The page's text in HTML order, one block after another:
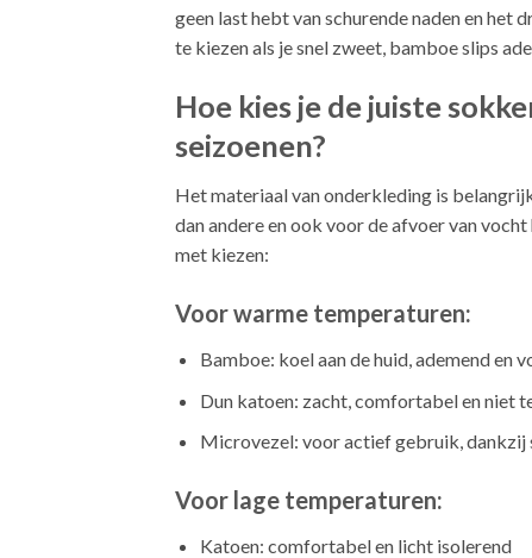
geen last hebt van schurende naden en
te kiezen als je snel zweet, bamboe slips
Hoe kies je de juiste
seizoenen?
Het materiaal van onderkleding is
dan andere en ook voor de afvoer van
met kiezen:
Voor warme temperaturen:
Bamboe: koel aan de huid, ademend en
Dun katoen: zacht, comfortabel en niet
Microvezel: voor actief gebruik, dankzij
Voor lage temperaturen:
Katoen: comfortabel en licht isolerend